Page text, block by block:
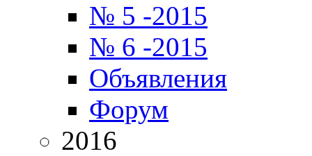
№ 5 -2015
№ 6 -2015
Объявления
Форум
2016